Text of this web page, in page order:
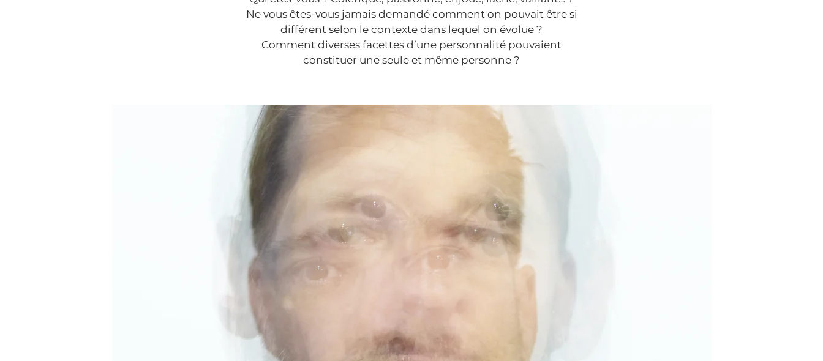
Ne vous êtes-vous jamais demandé comment on pouvait être si
différent selon le contexte dans lequel on évolue ?
Comment diverses facettes d’une personnalité pouvaient
constituer une seule et même personne ?